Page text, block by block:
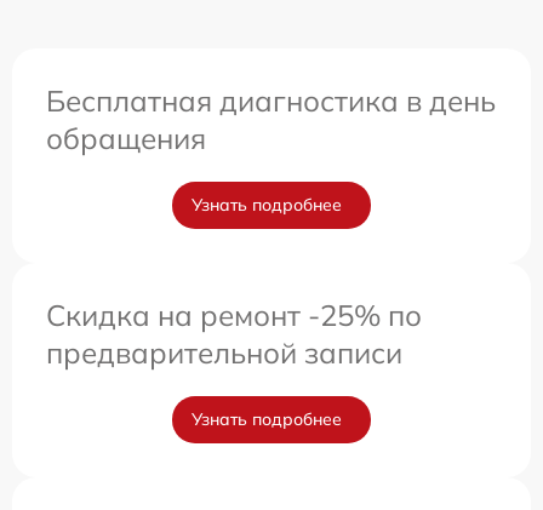
Бесплатная диагностика в день
обращения
Узнать подробнее
Скидка на ремонт -25% по
предварительной записи
Узнать подробнее